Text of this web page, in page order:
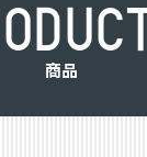
ODUC
商品